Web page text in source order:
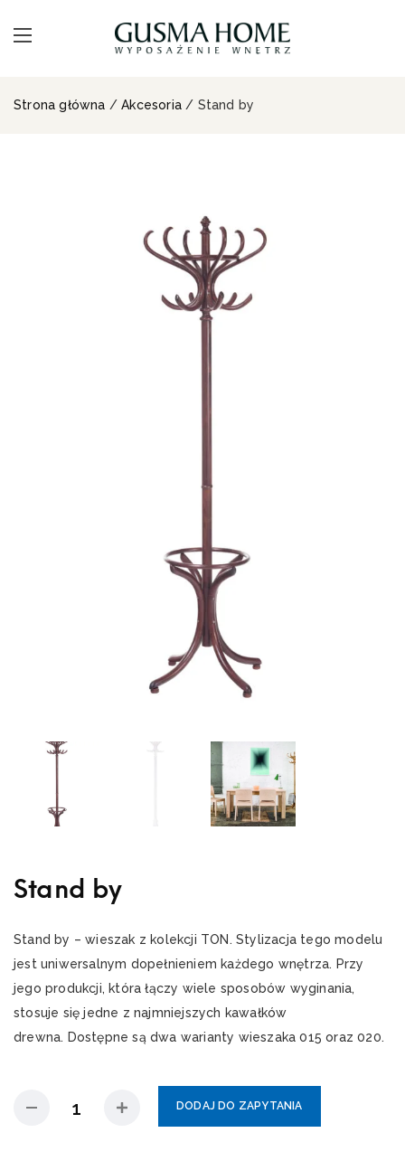
Strona główna /Akcesoria / Stand by
Stand by
Stand by – wieszak z kolekcji TON. Stylizacja tego modelu
jest uniwersalnym dopełnieniem każdego wnętrza. Przy
jego produkcji, która łączy wiele sposobów wyginania,
stosuje się jedne z najmniejszych kawałków
drewna. Dostępne są dwa warianty wieszaka 015 oraz 020.
DODAJ DO ZAPYTANIA